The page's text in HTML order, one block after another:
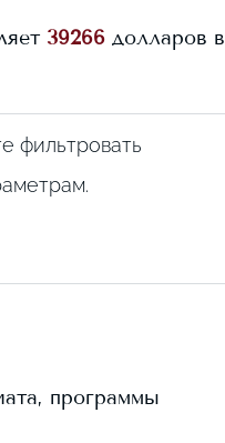
39266 долларов в
фильтровать
программы